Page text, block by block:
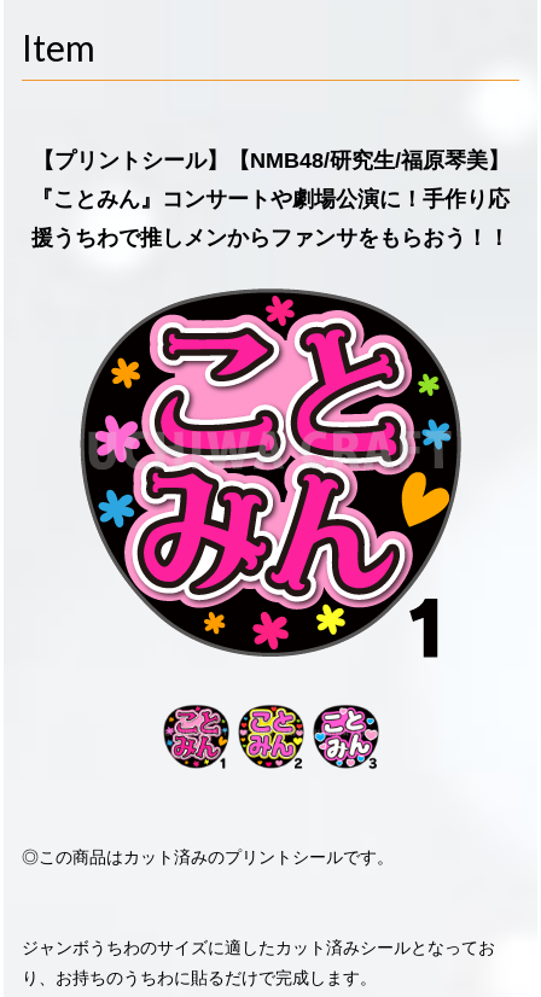
Item
【プリントシール】【NMB48/研究生/福原琴美】
『ことみん』コンサートや劇場公演に！手作り応
援うちわで推しメンからファンサをもらおう！！
◎この商品はカット済みのプリントシールです。
ジャンボうちわのサイズに適したカット済みシールとなってお
り、お持ちのうちわに貼るだけで完成します。